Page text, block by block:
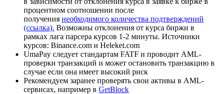
процентном соотношении после
получения необходимого количества подтверждений
(ссылка). Возможны отклонения от курса биржи в
рамках лага парсера курсов 1-2 минуты. Источники
курсов: Binance.com и Heleket.com
UmaPay следует стандартам FATF и проводит AML-
проверки транзакций и может остановить транзакцию в
случае если она имеет высокий риск
Рекомендуем заранее проверять свои активы в AML-
сервисах, например в GetBlock